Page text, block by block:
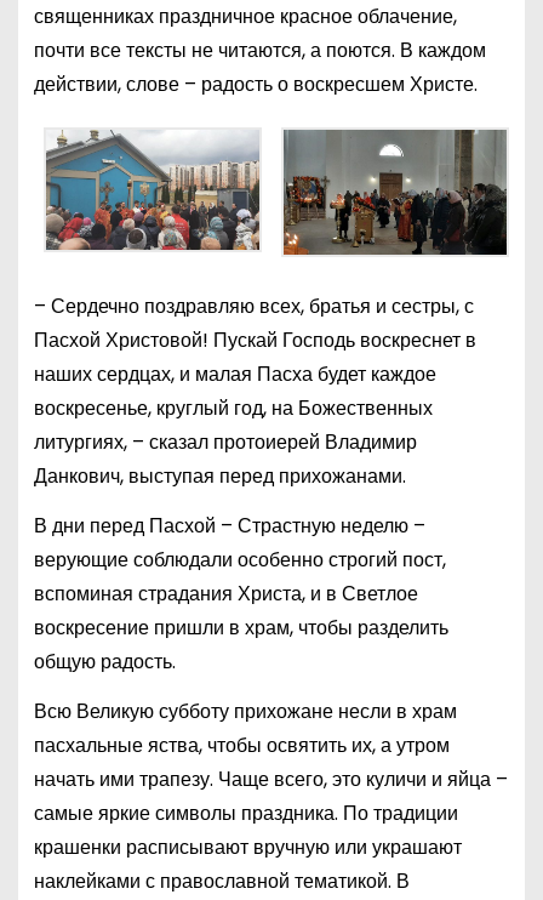
священниках праздничное красное облачение,
почти все тексты не читаются, а поются. В каждом
действии, слове – радость о воскресшем Христе.
– Сердечно поздравляю всех, братья и сестры, с
Пасхой Христовой! Пускай Господь воскреснет в
наших сердцах, и малая Пасха будет каждое
воскресенье, круглый год, на Божественных
литургиях, – сказал протоиерей Владимир
Данкович, выступая перед прихожанами.
В дни перед Пасхой – Страстную неделю –
верующие соблюдали особенно строгий пост,
вспоминая страдания Христа, и в Светлое
воскресение пришли в храм, чтобы разделить
общую радость.
Всю Великую субботу прихожане несли в храм
пасхальные яства, чтобы освятить их, а утром
начать ими трапезу. Чаще всего, это куличи и яйца –
самые яркие символы праздника. По традиции
крашенки расписывают вручную или украшают
наклейками с православной тематикой. В